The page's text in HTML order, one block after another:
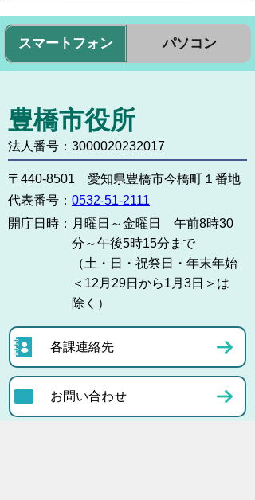
スマートフォン パソコン
豊橋市役所
法人番号：3000020232017
〒440-8501 愛知県豊橋市今橋町１番地
代表番号： 0532-51-2111
開庁日時： 月曜日～金曜日 午前8時30
分～午後5時15分まで
（土・日・祝祭日・年末年始
＜12月29日から1月3日＞は
除く）
各課連絡先
お問い合わせ